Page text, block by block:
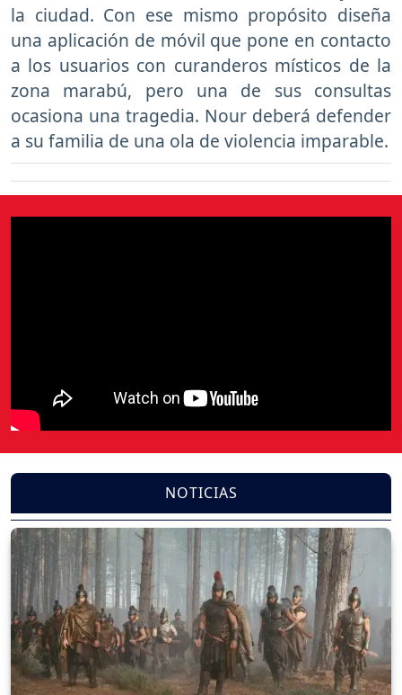
la ciudad. Con ese mismo propósito diseña
una aplicación de móvil que pone en contacto
a los usuarios con curanderos místicos de la
zona marabú, pero una de sus consultas
ocasiona una tragedia. Nour deberá defender
a su familia de una ola de violencia imparable.
NOTICIAS